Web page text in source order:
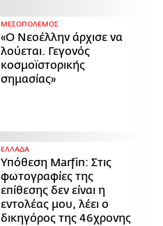
ΜΕΣΟΠΟΛΕΜΟΣ
«Ο Νεοέλλην άρχισε να
λούεται. Γεγονός
κοσμοϊστορικής
σημασίας»
ΕΛΛΑΔΑ
Υπόθεση Marfin: Στις
φωτογραφίες της
επίθεσης δεν είναι η
εντολέας μου, λέει ο
δικηγόρος της 46χρονης